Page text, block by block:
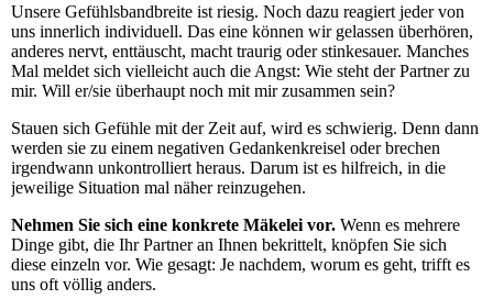
Unsere Gefühlsbandbreite ist riesig. Noch dazu reagiert jeder von
uns innerlich individuell. Das eine können wir gelassen überhören,
anderes nervt, enttäuscht, macht traurig oder stinkesauer. Manches
Mal meldet sich vielleicht auch die Angst: Wie steht der Partner zu
mir. Will er/sie überhaupt noch mit mir zusammen sein?
Stauen sich Gefühle mit der Zeit auf, wird es schwierig. Denn dann
werden sie zu einem negativen Gedankenkreisel oder brechen
irgendwann unkontrolliert heraus. Darum ist es hilfreich, in die
jeweilige Situation mal näher reinzugehen.
Nehmen Sie sich eine konkrete Mäkelei vor. Wenn es mehrere
Dinge gibt, die Ihr Partner an Ihnen bekrittelt, knöpfen Sie sich
diese einzeln vor. Wie gesagt: Je nachdem, worum es geht, trifft es
uns oft völlig anders.